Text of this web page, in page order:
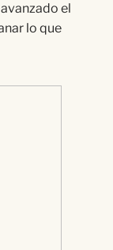
el
lo que